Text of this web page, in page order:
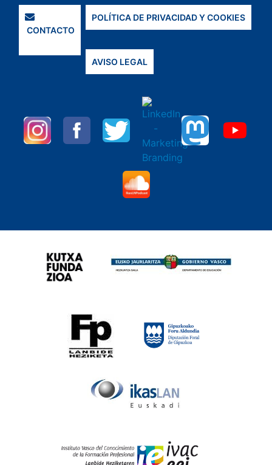
CONTACTO
POLÍTICA DE PRIVACIDAD Y COOKIES
AVISO LEGAL